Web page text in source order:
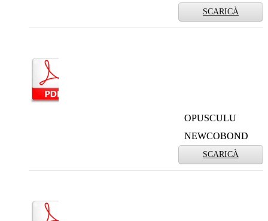
SCARICÀ
OPUSCULU
NEWCOBOND
SCARICÀ